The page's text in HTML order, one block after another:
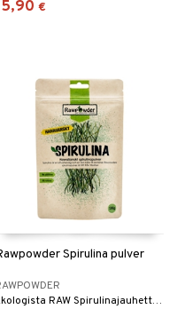
€
Spirulina pulver
Ekologista RAW Spirulinajauhetta - ravinteikasta mikrolevää!